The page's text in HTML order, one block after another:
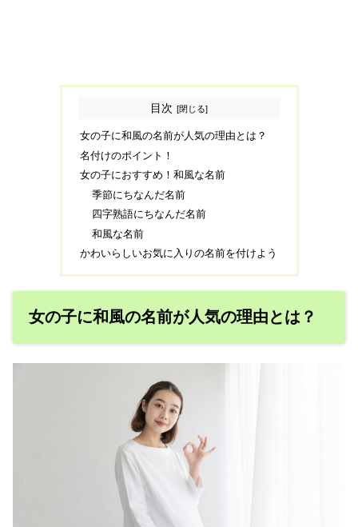
目次
女の子に和風の名前が人気の理由とは？
名付けのポイント！
女の子におすすめ！和風な名前
季節にちなんだ名前
四字熟語にちなんだ名前
和風な名前
かわいらしいお気に入りの名前を付けよう
女の子に和風の名前が人気の理由とは？